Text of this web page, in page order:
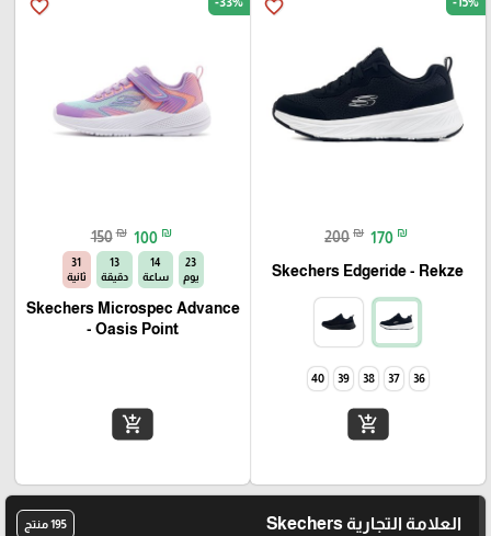
favorite_border
200 ₪ 170 ₪
Skechers Edgeride - Rekze‏
36
37
38
39
40
add_shopping_cart
favorite_border
150 ₪ 100 ₪
23
يوم
14
ساعة
13
دقيقة
30
ثانية
Skechers Microspec Advance
- Oasis Point
add_shopping_cart
العلامة التجارية Skechers 195 منتج